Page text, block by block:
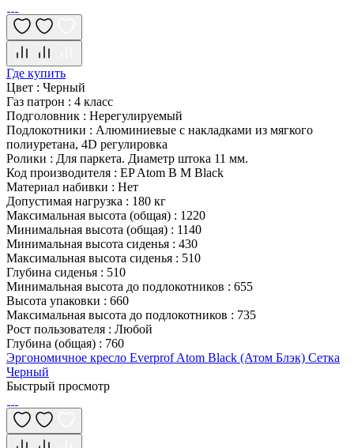
Где купить
Цвет : Черный
Газ патрон : 4 класс
Подголовник : Нерегулируемый
Подлокотники : Алюминиевые с накладками из мягкого
полиуретана, 4D регулировка
Ролики : Для паркета. Диаметр штока 11 мм.
Код производителя : EP Atom B M Black
Материал набивки : Нет
Допустимая нагрузка : 180 кг
Максимальная высота (общая) : 1220
Минимальная высота (общая) : 1140
Минимальная высота сиденья : 430
Максимальная высота сиденья : 510
Глубина сиденья : 510
Минимальная высота до подлокотников : 655
Высота упаковки : 660
Максимальная высота до подлокотников : 735
Рост пользователя : Любой
Глубина (общая) : 760
Эргономичное кресло Everprof Atom Black (Атом Блэк) Сетка
Черный
Быстрый просмотр